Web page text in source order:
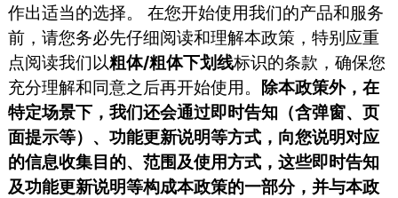
作出适当的选择。 在您开始使用我们的产品和服务
前，请您务必先仔细阅读和理解本政策，特别应重
点阅读我们以粗体/粗体下划线标识的条款，确保您
充分理解和同意之后再开始使用。
除本政策外，在
特定场景下，我们还会通过即时告知（含弹窗、页
面提示等）、功能更新说明等方式，向您说明对应
的信息收集目的、范围及使用方式，这些即时告知
及功能更新说明等构成本政策的一部分，并与本政